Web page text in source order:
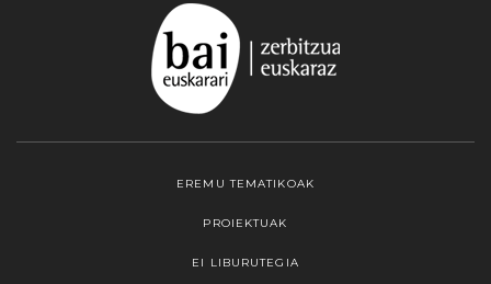
EREMU TEMATIKOAK
PROIEKTUAK
EI LIBURUTEGIA